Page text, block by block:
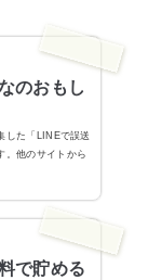
のおもし
した「LINEで誤送
。他のサイトから
で貯める